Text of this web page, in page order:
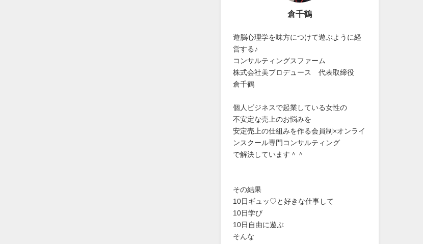
倉千鶴
遊脳心理学を味方につけて遊ぶように経
営する♪
コンサルティングスファーム
株式会社美プロデュース 代表取締役
倉千鶴
個人ビジネスで起業している女性の
不安定な売上のお悩みを
安定売上の仕組みを作る会員制×オンライ
ンスクール専門コンサルティング
で解決しています＾＾
その結果
10日ギュッ♡と好きな仕事して
10日学び
10日自由に遊ぶ
そんな